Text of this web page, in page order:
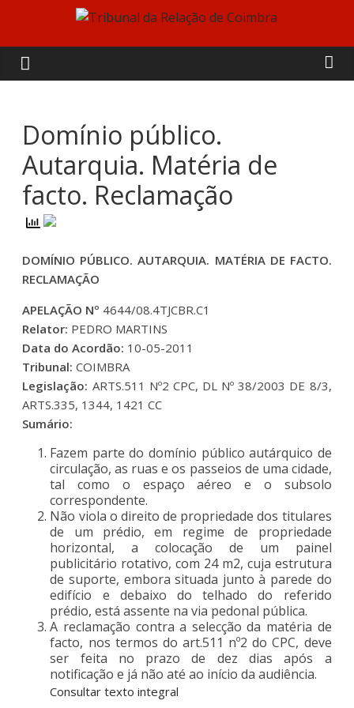
content
Tribunal
da
Relação
de
Coimbra
Domínio público.
Autarquia. Matéria de
facto. Reclamação
DOMÍNIO PÚBLICO. AUTARQUIA. MATÉRIA DE FACTO.
RECLAMAÇÃO
APELAÇÃO Nº 4644/08.4TJCBR.C1
Relator: PEDRO MARTINS
Data do Acordão: 10-05-2011
Tribunal: COIMBRA
Legislação: ARTS.511 Nº2 CPC, DL Nº 38/2003 DE 8/3,
ARTS.335, 1344, 1421 CC
Sumário:
Fazem parte do domínio público autárquico de
circulação, as ruas e os passeios de uma cidade,
tal como o espaço aéreo e o subsolo
correspondente.
Não viola o direito de propriedade dos titulares
de um prédio, em regime de propriedade
horizontal, a colocação de um painel
publicitário rotativo, com 24 m2, cuja estrutura
de suporte, embora situada junto à parede do
edifício e debaixo do telhado do referido
prédio, está assente na via pedonal pública.
A reclamação contra a selecção da matéria de
facto, nos termos do art.511 nº2 do CPC, deve
ser feita no prazo de dez dias após a
notificação e já não até ao início da audiência.
Consultar texto integral